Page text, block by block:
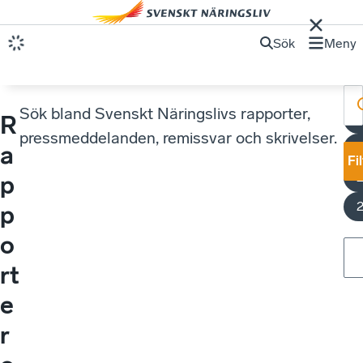
Sök Meny
R
a
p
p
o
rt
e
r
Sök bland Svenskt Näringslivs rapporter,
pressmeddelanden, remissvar och skrivelser.